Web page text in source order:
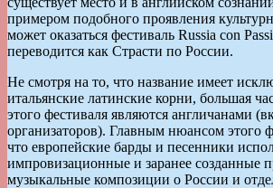
примером подобного проявления
может оказаться фестиваль Russia con
переводится как Страсти по России.
Не смотря на то, что название имеет
итальянские латинские корни, большая
этого фестиваля являются англичанами
организаторов). Главным нюансом этого
что европейские барды и песенники
импровизационные и заранее созданные
музыкальные композиции о России и